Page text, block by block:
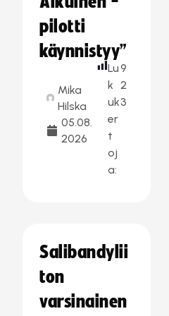
pilotti
käynnistyy”
Mika
Hilska
05.08.
2026
Lu
k
uk
er
t
oj
a:
9
2
3
Salibandylii
ton
varsinainen